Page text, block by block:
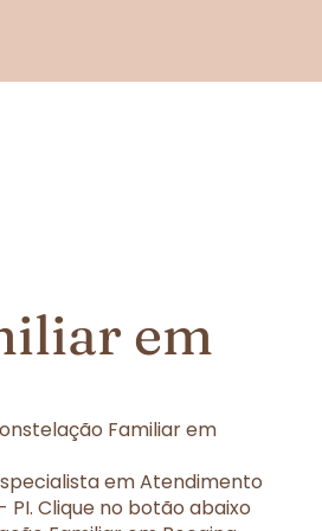
em
Familiar em
em Atendimento
Clique no botão abaixo